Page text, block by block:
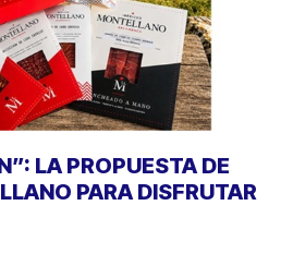
LA PROPUESTA DE
PARA DISFRUTAR